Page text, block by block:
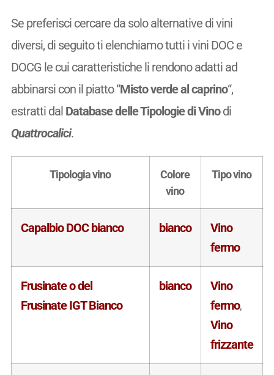
Se preferisci cercare da solo alternative di vini
diversi, di seguito ti elenchiamo tutti i vini DOC e
DOCG le cui caratteristiche li rendono adatti ad
abbinarsi con il piatto “Misto verde al caprino“,
estratti dal Database delle Tipologie di Vinodi
Quattrocalici.
Tipologia vino
Colore
vino
Tipo vino
Capalbio DOC bianco bianco
Vino
fermo
Frusinate o del
Frusinate IGT Bianco
bianco
Vino
fermo,
Vino
frizzante